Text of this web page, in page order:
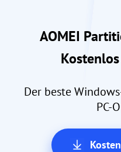
AOMEI
Der beste
PC-